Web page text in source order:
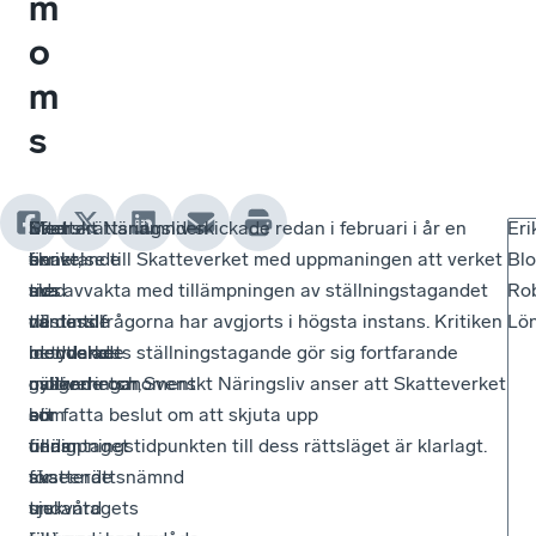
o
m
s
Efter
en
tids
väntande
meddelade
nyligen
en
oenig
skatterättsnämnd
tre
Skatterättsnämnden
finner,
med
nästintill
identiska
motiveringar,
att
undantaget
för
sjukvård
Med
beaktande
av
de
betydande
osäkerhetsmoment
som
finns
avseende
undantagets
Svenskt Näringsliv skickade redan i februari i år en
skrivelse till Skatteverket med uppmaningen att verket
ska avvakta med tillämpningen av ställningstagandet
till dess frågorna har avgjorts i högsta instans. Kritiken
mot verkets ställningstagande gör sig fortfarande
gällande och Svenskt Näringsliv anser att Skatteverket
bör fatta beslut om att skjuta upp
tillämpningstidpunkten till dess rättsläget är klarlagt.